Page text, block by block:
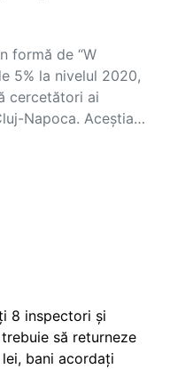
formă de “W
5% la nivelul 2020,
cercetători ai
Napoca. Aceștia…
8 inspectori și
să returneze
bani acordați